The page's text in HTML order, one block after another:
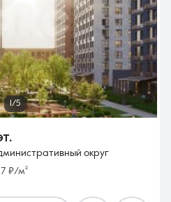
1/5
округ
₽/м²